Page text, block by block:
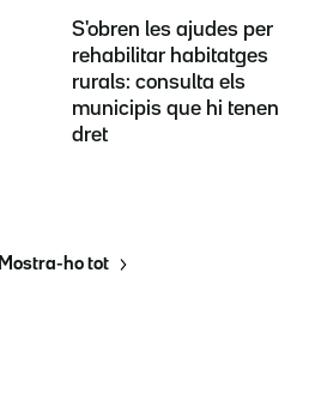
S'obren les ajudes per
rehabilitar habitatges
rurals: consulta els
municipis que hi tenen
dret
Mostra-ho tot